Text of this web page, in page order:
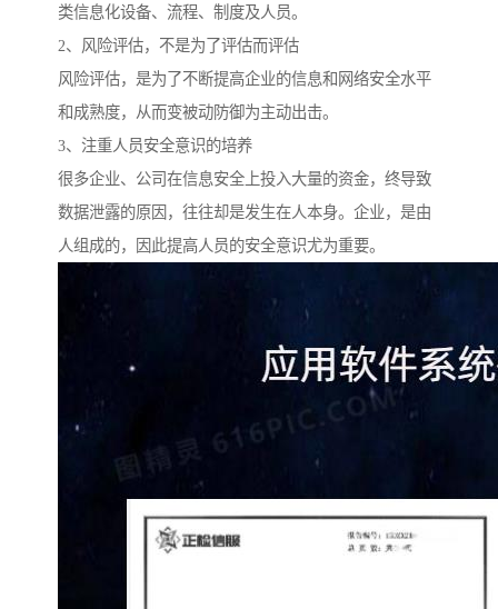
类信息化设备、流程、制度及人员。
2、风险评估，不是为了评估而评估
风险评估，是为了不断提高企业的信息和网络安全水平
和成熟度，从而变被动防御为主动出击。
3、注重人员安全意识的培养
很多企业、公司在信息安全上投入大量的资金，终导致
数据泄露的原因，往往却是发生在人本身。企业，是由
人组成的，因此提高人员的安全意识尤为重要。